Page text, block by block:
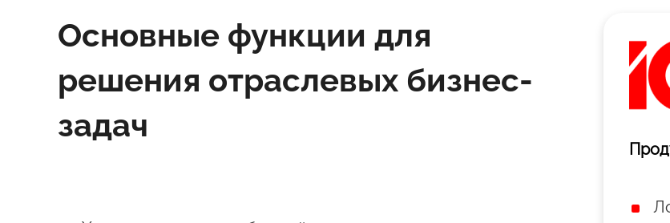
Основные функции для
решения отраслевых бизнес-
задач